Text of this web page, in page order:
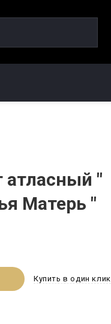
"
Матерь "
Купить в один клик